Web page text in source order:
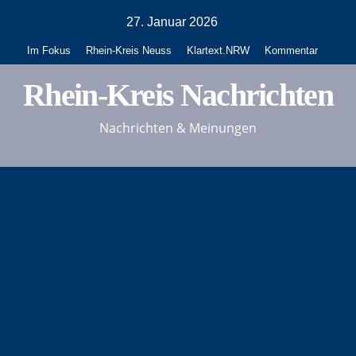
springen
27. Januar 2026
Im Fokus Rhein-Kreis Neuss Klartext.NRW Kommentar
Rhein-Kreis Nachrichten
Nachrichten & Meinungen